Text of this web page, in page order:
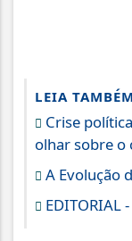
LEIA
Crise
olhar sobre o
A Evolução
EDITORIAL